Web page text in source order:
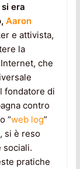
era
Aaron
e attivista,
la
che
fondatore di
contro
“web log”
si è reso
sociali.
pratiche